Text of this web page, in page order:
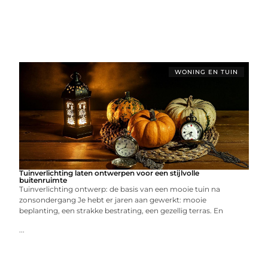
WONING EN TUIN
Tuinverlichting laten ontwerpen voor een stijlvolle
buitenruimte
Tuinverlichting ontwerp: de basis van een mooie tuin na
zonsondergang Je hebt er jaren aan gewerkt: mooie
beplanting, een strakke bestrating, een gezellig terras. En
...